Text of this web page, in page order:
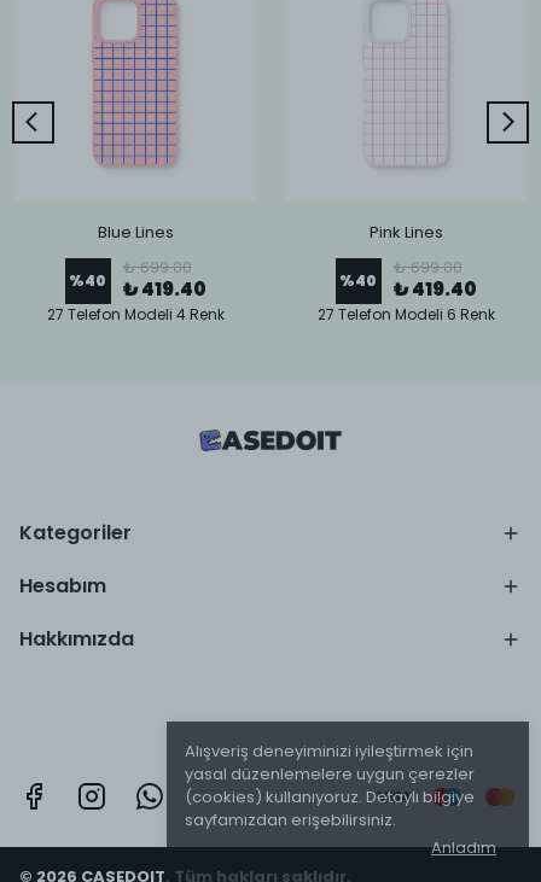
Alışveriş deneyiminizi iyileştirmek için
yasal düzenlemelere uygun çerezler
(cookies) kullanıyoruz. Detaylı bilgiye
sayfamızdan erişebilirsiniz.
Anladım
Blue Lines
%40
₺ 699.00
₺ 419.40
27 Telefon Modeli 4 Renk
Pink Lines
%40
₺ 699.00
₺ 419.40
27 Telefon Modeli 6 Renk
Kategoriler
Hesabım
Hakkımızda
© 2026 CASEDOIT. Tüm hakları saklıdır.